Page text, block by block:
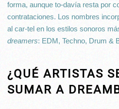
forma, aunque to-davía resta por
contrataciones. Los nombres
al car-tel en los estilos sonoros
dreamers: EDM, Techno, Drum &
¿QUÉ ARTISTAS
SUMAR A